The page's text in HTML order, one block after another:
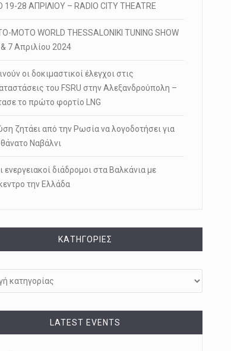
28 ΑΠΡΙΛΙΟΥ – RADIO CITY THEATRE
MOTO WORLD THESSALONIKI TUNING SHOW
& 7 Απριλίου 2024
οι δοκιμαστικοί έλεγχοι στις
του FSRU στην Αλεξανδρούπολη –
το πρώτο φορτίο LNG
ζητάει από την Ρωσία να λογοδοτήσει για
Ναβάλνι
ενεργειακοί διάδρομοι στα Βαλκάνια με
την Ελλάδα
KΑΤΗΓΟΡΊΕΣ
LATEST EVENTS